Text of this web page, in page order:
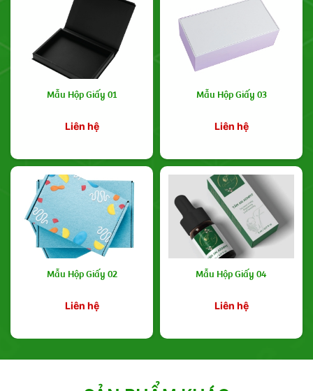
Mẫu Hộp Giấy 01
Liên hệ
Mẫu Hộp Giấy 02
Liên hệ
Mẫu Hộp Giấy 03
Liên hệ
Mẫu Hộp Giấy 04
Liên hệ